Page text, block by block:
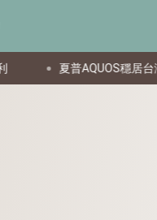
夏普AQUOS穩居台灣市場 日